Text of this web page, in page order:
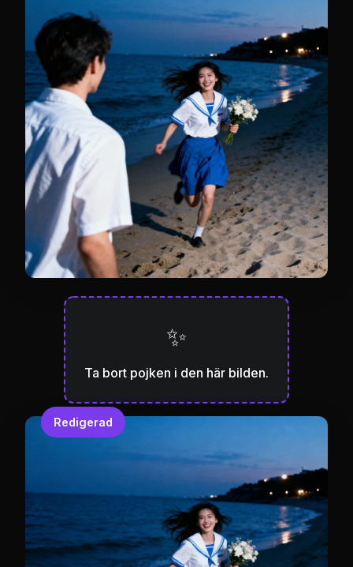
✨
Ta bort pojken i den här bilden.
Redigerad